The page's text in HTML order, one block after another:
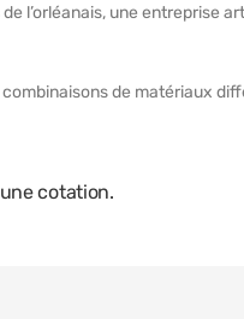
l’orléanais, une entreprise
de matériaux
cotation.